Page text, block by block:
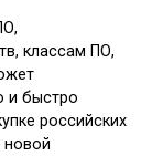
классам ПО,
и быстро
российских
новой